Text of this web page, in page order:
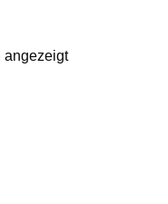
angezeigt